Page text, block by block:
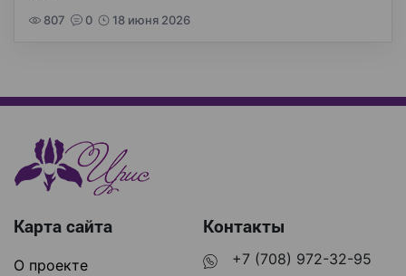
807 0 18 июня 2026
Карта сайта
О проекте
Контакты
+7 (708) 972-32-95